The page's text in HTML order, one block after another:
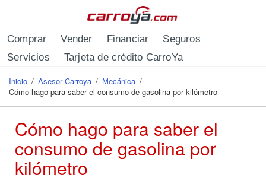
Comprar Vender Financiar
Seguros
Servicios
Tarjeta de crédito CarroYa
Se encuentra usted aquí
Inicio / Asesor Carroya / Mecánica /
Cómo hago para saber el consumo de gasolina por kilómetro
Cómo hago para saber el
consumo de gasolina por
kilómetro